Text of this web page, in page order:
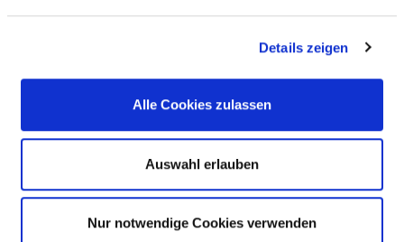
Details zeigen
Alle Cookies zulassen
Auswahl erlauben
Nur notwendige Cookies verwenden
MEDIZINISCHES LEISTUNGSANGEBOT MIT
FACHABTEILUNG
Informationen und Leistungen des
Krankenhauses für alle Fachabteilungen